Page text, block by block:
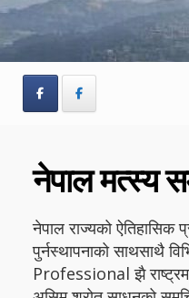
Skip
navigation
Skip
content
नेपाल मत्स्य
नेपाल राज्यको ऐतिहासिक
पुर्नस्थापनाको साथसाथै
Professional झै